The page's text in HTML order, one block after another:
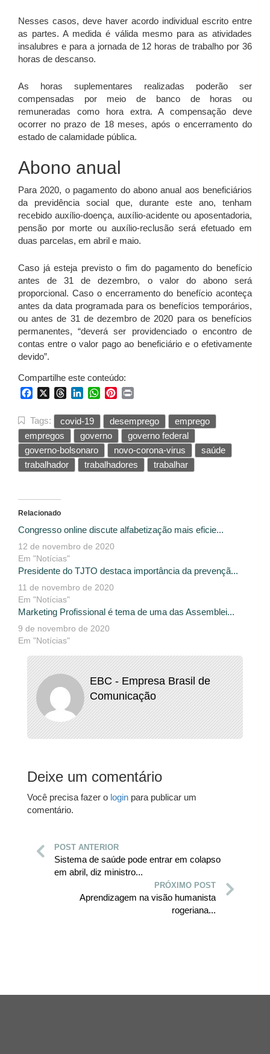
Nesses casos, deve haver acordo individual escrito entre
as partes. A medida é válida mesmo para as atividades
insalubres e para a jornada de 12 horas de trabalho por 36
horas de descanso.
As horas suplementares realizadas poderão ser
compensadas por meio de banco de horas ou
remuneradas como hora extra. A compensação deve
ocorrer no prazo de 18 meses, após o encerramento do
estado de calamidade pública.
Abono anual
Para 2020, o pagamento do abono anual aos beneficiários
da previdência social que, durante este ano, tenham
recebido auxílio-doença, auxílio-acidente ou aposentadoria,
pensão por morte ou auxílio-reclusão será efetuado em
duas parcelas, em abril e maio.
Caso já esteja previsto o fim do pagamento do benefício
antes de 31 de dezembro, o valor do abono será
proporcional. Caso o encerramento do benefício aconteça
antes da data programada para os benefícios temporários,
ou antes de 31 de dezembro de 2020 para os benefícios
permanentes, “deverá ser providenciado o encontro de
contas entre o valor pago ao beneficiário e o efetivamente
devido”.
Compartilhe este conteúdo:
FacebookThreadsLinkedInWhatsApp
Pinterest
Tags: covid-19 desemprego
emprego
empregos
governo
governo federal
governo-bolsonaro
novo-corona-virus
saúde
trabalhador
trabalhadores trabalhar
Relacionado
Congresso online discute alfabetização mais eficie...
12 de novembro de 2020
Em "Notícias"
Presidente do TJTO destaca importância da prevençã...
11 de novembro de 2020
Em "Notícias"
Marketing Profissional é tema de uma das Assemblei...
9 de novembro de 2020
Em "Notícias"
EBC - Empresa Brasil de
Comunicação
Deixe um comentário
Você precisa fazer o login para publicar um
comentário.
POST ANTERIOR
Sistema de saúde pode entrar em colapso
em abril, diz ministro...
PRÓXIMO POST
Aprendizagem na visão humanista
rogeriana...